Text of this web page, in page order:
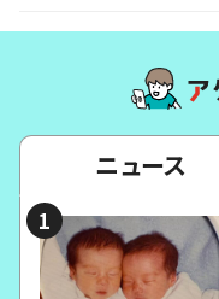
ニュース